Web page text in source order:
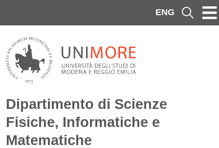
ENG Cerca
Dipartimento di Scienze
Fisiche, Informatiche e
Matematiche